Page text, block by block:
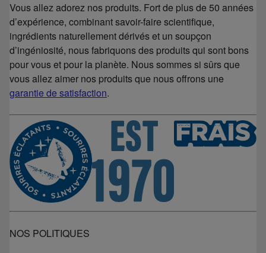
Vous allez adorez nos produits. Fort de plus de 50 années
d’expérience, combinant savoir-faire scientifique,
ingrédients naturellement dérivés et un soupçon
d’ingéniosité, nous fabriquons des produits qui sont bons
pour vous et pour la planète. Nous sommes si sûrs que
vous allez aimer nos produits que nous offrons une
garantie de satisfaction.
NOS POLITIQUES